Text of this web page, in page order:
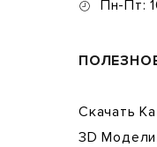
Пн-Пт:
Скачать
3D Модели